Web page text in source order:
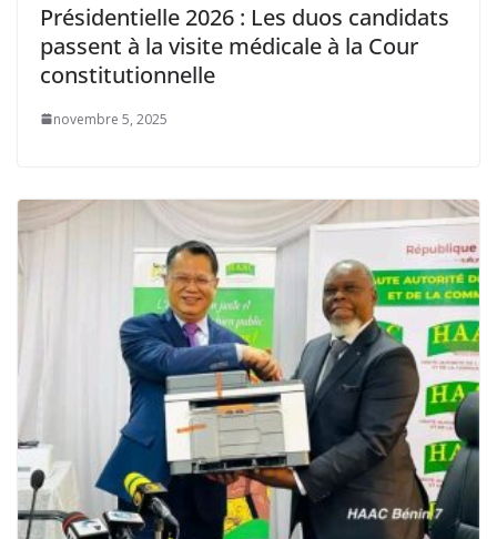
Présidentielle 2026 : Les duos candidats
passent à la visite médicale à la Cour
constitutionnelle
novembre 5, 2025